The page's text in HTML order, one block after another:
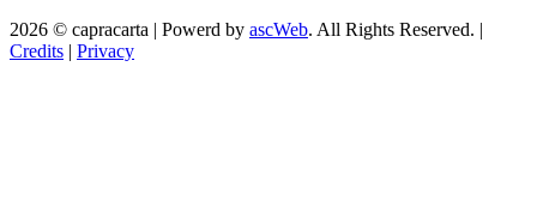
2026 © capracarta | Powerd by ascWeb. All Rights Reserved. |
Credits | Privacy